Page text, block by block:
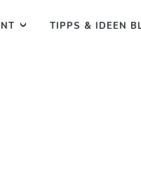
TIPPS & IDEEN